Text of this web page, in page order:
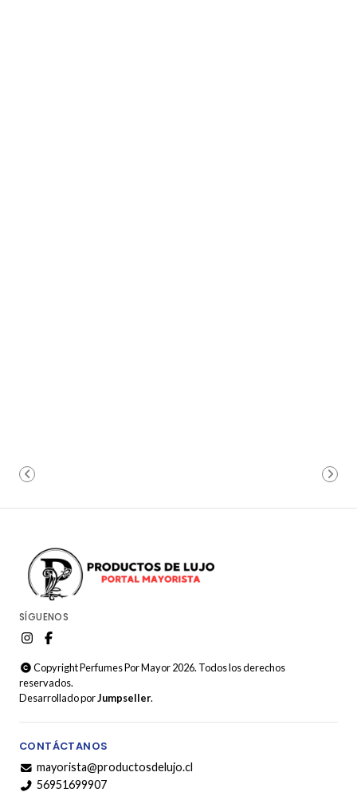
SÍGUENOS
Copyright Perfumes Por Mayor 2026. Todos los derechos
reservados.
Desarrollado porJumpseller.
CONTÁCTANOS
mayorista@productosdelujo.cl
56951699907